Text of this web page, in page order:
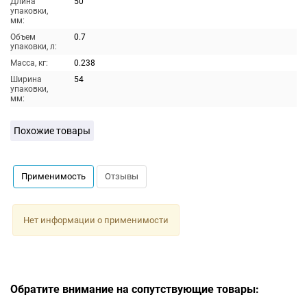
упаковки,
мм:
Объем
упаковки, л:
0.7
Масса, кг:
0.238
Ширина
упаковки,
мм:
54
Похожие товары
Применимость Отзывы
Нет информации о применимости
Обратите внимание на сопутствующие товары: